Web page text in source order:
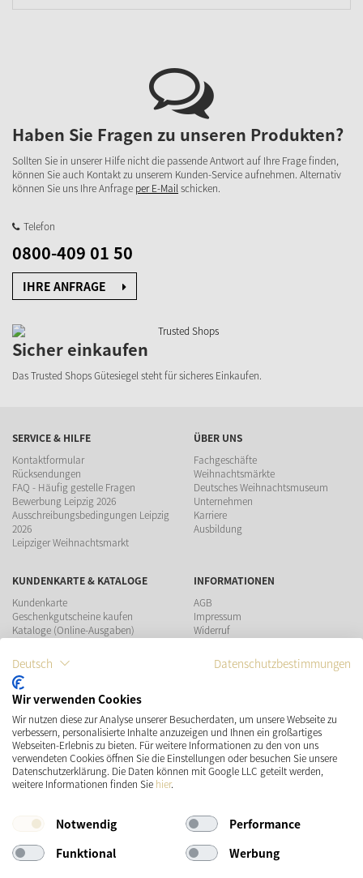
Haben Sie Fragen zu unseren Produkten?
Sollten Sie in unserer Hilfe nicht die passende Antwort auf Ihre Frage finden,
können Sie auch Kontakt zu unserem Kunden-Service aufnehmen. Alternativ
können Sie uns Ihre Anfrage per E-Mailschicken.
Telefon
0800-409 01 50
IHRE ANFRAGE
Sicher einkaufen
Das Trusted Shops Gütesiegel steht für sicheres Einkaufen.
SERVICE & HILFE
Kontaktformular
Rücksendungen
FAQ - Häufig gestelle Fragen
Bewerbung Leipzig 2026
Ausschreibungsbedingungen Leipzig
2026
Leipziger Weihnachtsmarkt
ÜBER UNS
Fachgeschäfte
Weihnachtsmärkte
Deutsches Weihnachtsmuseum
Unternehmen
Karriere
Ausbildung
KUNDENKARTE & KATALOGE
Kundenkarte
Geschenkgutscheine kaufen
Kataloge (Online-Ausgaben)
INFORMATIONEN
AGB
Impressum
Widerruf
Teilnahmebedingungen Gewinnspiel
ZAHLUNGSMÖGLICHKEITEN
VERSAND SOCIAL MEDIA
Deutsch Datenschutzbestimmungen
Wir verwenden Cookies
Wir nutzen diese zur Analyse unserer Besucherdaten, um unsere Webseite zu
verbessern, personalisierte Inhalte anzuzeigen und Ihnen ein großartiges
Webseiten-Erlebnis zu bieten. Für weitere Informationen zu den von uns
verwendeten Cookies öffnen Sie die Einstellungen oder besuchen Sie unsere
Datenschutzerklärung. Die Daten können mit Google LLC geteilt werden,
weitere Informationen finden Sie hier.
Notwendig
Performance
Funktional
Werbung